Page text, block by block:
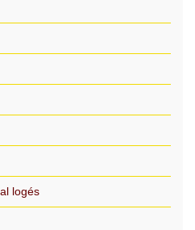
logés